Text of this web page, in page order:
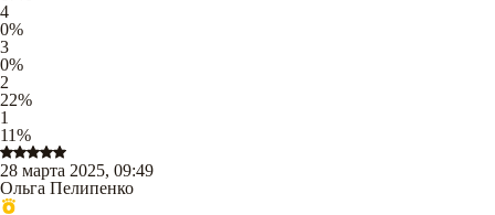
4
0%
3
0%
2
22%
1
11%
28 марта 2025, 09:49
Ольга Пелипенко